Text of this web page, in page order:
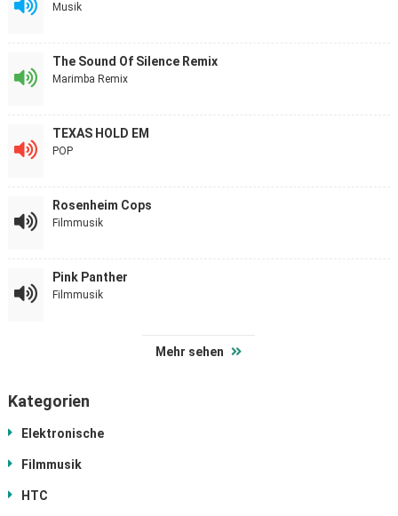
Musik
The Sound Of Silence Remix
Marimba Remix
TEXAS HOLD EM
POP
Rosenheim Cops
Filmmusik
Pink Panther
Filmmusik
Mehr sehen
Kategorien
Elektronische
Filmmusik
HTC